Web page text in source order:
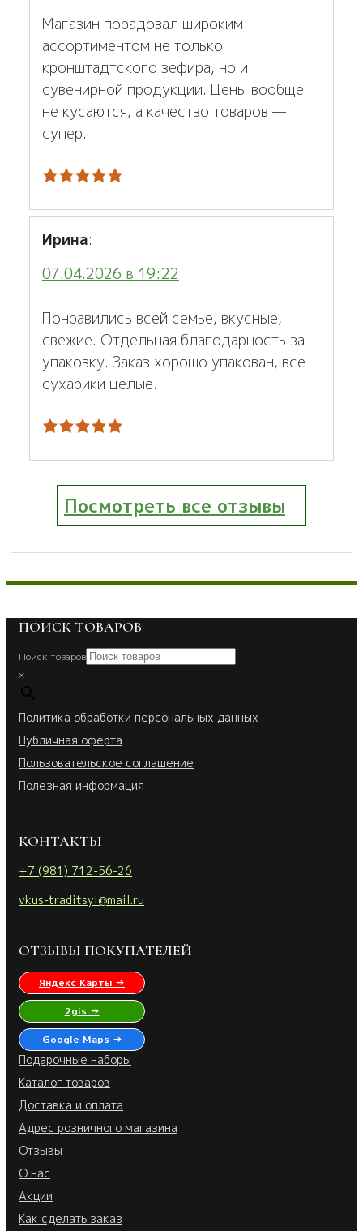
Магазин порадовал широким
ассортиментом не только
кронштадтского зефира, но и
сувенирной продукции. Цены вообще
не кусаются, а качество товаров —
супер.
Ирина:
07.04.2026 в 19:22
Понравились всей семье, вкусные,
свежие. Отдельная благодарность за
упаковку. Заказ хорошо упакован, все
сухарики целые.
Посмотреть все отзывы
ПОИСК ТОВАРОВ
Поиск товаров
×
Политика обработки персональных данных
Публичная оферта
Пользовательское соглашение
Полезная информация
КОНТАКТЫ
+7 (981) 712-56-26
vkus-traditsyi@mail.ru
ОТЗЫВЫ ПОКУПАТЕЛЕЙ
Яндекс Карты →
2gis →
Google Maps →
Подарочные наборы
Каталог товаров
Доставка и оплата
Адрес розничного магазина
Отзывы
О нас
Акции
Как сделать заказ